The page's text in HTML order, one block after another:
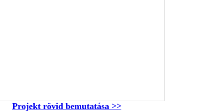
Projekt rövid bemutatása >>